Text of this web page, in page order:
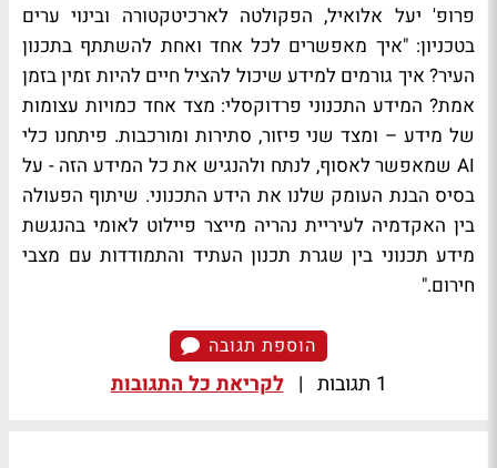
פרופ' יעל אלואיל, הפקולטה לארכיטקטורה ובינוי ערים
בטכניון: "איך מאפשרים לכל אחד ואחת להשתתף בתכנון
העיר? איך גורמים למידע שיכול להציל חיים להיות זמין בזמן
אמת? המידע התכנוני פרדוקסלי: מצד אחד כמויות עצומות
של מידע – ומצד שני פיזור, סתירות ומורכבות. פיתחנו כלי
AI שמאפשר לאסוף, לנתח ולהנגיש את כל המידע הזה - על
בסיס הבנת העומק שלנו את הידע התכנוני. שיתוף הפעולה
בין האקדמיה לעיריית נהריה מייצר פיילוט לאומי בהנגשת
מידע תכנוני בין שגרת תכנון העתיד והתמודדות עם מצבי
חירום."
הוספת תגובה
1 תגובות | לקריאת כל התגובות